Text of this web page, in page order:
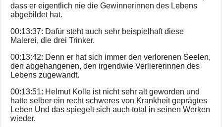
dass er eigentlich nie die Gewinnerinnen des Lebens
abgebildet hat.
00:13:37: Dafür steht auch sehr beispielhaft diese
Malerei, die drei Trinker.
00:13:42: Denn er hat sich immer den verlorenen Seelen,
den abgehangenen, den irgendwie Verliererinnen des
Lebens zugewandt.
00:13:51: Helmut Kolle ist nicht sehr alt geworden und
hatte selber ein recht schweres von Krankheit geprägtes
Leben Und das spiegelt sich auch total in seinen Werken
wieder.